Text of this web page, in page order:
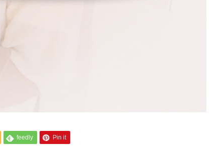
feedly Pin it